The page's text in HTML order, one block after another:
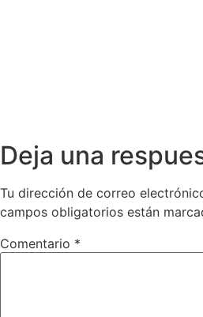
Deja una
Tu dirección de correo
campos obligatorios están
Comentario *